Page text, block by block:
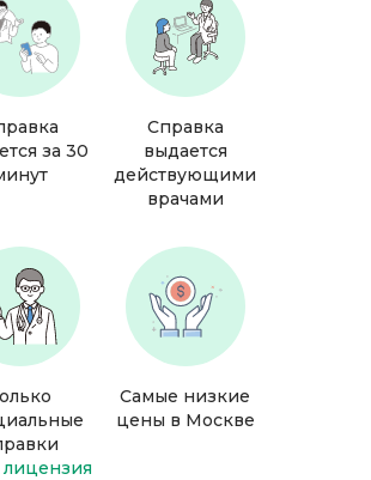
за 30
Справка
выдается
действующими
врачами
Самые низкие
цены в Москве